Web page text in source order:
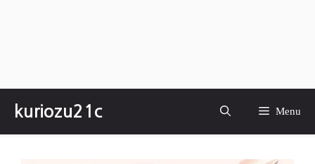
kuriozu21c Menu